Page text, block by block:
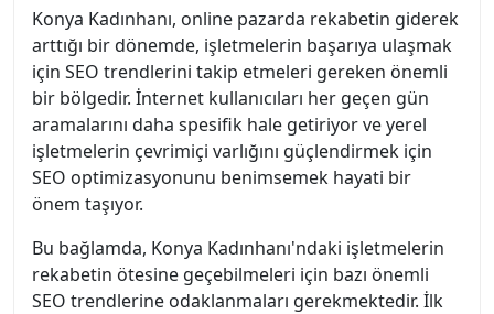
Konya Kadınhanı, online pazarda rekabetin giderek
arttığı bir dönemde, işletmelerin başarıya ulaşmak
için SEO trendlerini takip etmeleri gereken önemli
bir bölgedir. İnternet kullanıcıları her geçen gün
aramalarını daha spesifik hale getiriyor ve yerel
işletmelerin çevrimiçi varlığını güçlendirmek için
SEO optimizasyonunu benimsemek hayati bir
önem taşıyor.
Bu bağlamda, Konya Kadınhanı'ndaki işletmelerin
rekabetin ötesine geçebilmeleri için bazı önemli
SEO trendlerine odaklanmaları gerekmektedir. İlk